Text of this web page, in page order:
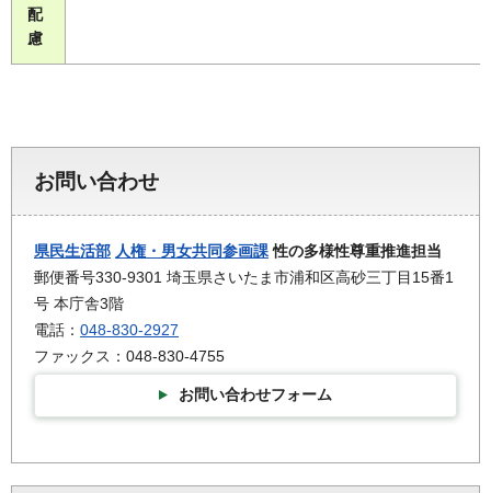
配
慮
お問い合わせ
県民生活部 人権・男女共同参画課性の多様性尊重推進担当
郵便番号330-9301 埼玉県さいたま市浦和区高砂三丁目15番1
号 本庁舎3階
電話： 048-830-2927
ファックス：048-830-4755
お問い合わせフォーム